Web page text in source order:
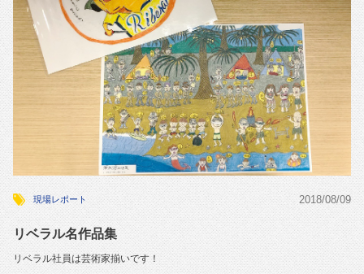
現場レポート 2018/08/09
リベラル名作品集
リベラル社員は芸術家揃いです！